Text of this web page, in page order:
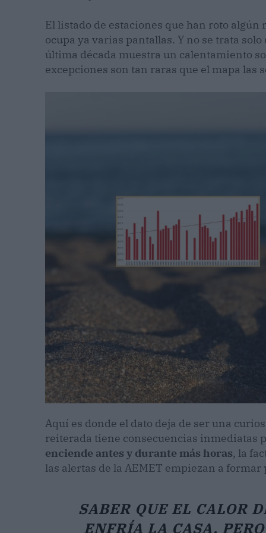
El listado de estaciones que han roto
ocupa ya varias pantallas. Y no se trata
última década muestra un calentamiento
excepciones son tan raras que el mapa las
Aquí es donde el dato deja de ser una
reiterada tiene consecuencias inmediatas
enciende antes y durante más horas, la
las alertas de la AEMET empiezan a
SABER QUE EL CALOR
ENFRÍA LA CASA,